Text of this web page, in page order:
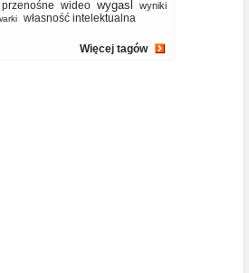
wideo wygasl
wyniki
własność intelektualna
Więcej tagów